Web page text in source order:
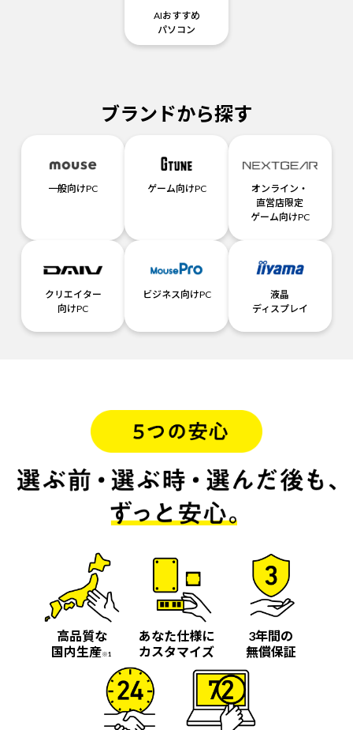
AIおすすめ
パソコン
ブランドから探す
一般向けPC ゲーム向けPC
オンライン・
直営店限定
ゲーム向けPC
クリエイター
向けPC
ビジネス向けPC
液晶
ディスプレイ
高品質な
国内生産※1
あなた仕様に
カスタマイズ
3年間の
無償保証